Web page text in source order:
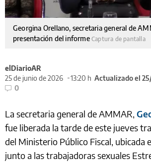
Georgina Orellano, secretaria general de
presentación del informe Captura de pantalla
elDiarioAR
25 de junio de 2026
13:20 h Actualizado el
0
La secretaria general de AMMAR,
fue liberada la tarde de este jueves
del Ministerio Público Fiscal, ubicada
junto a las trabajadoras sexuales